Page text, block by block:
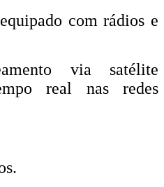
com rádios e
via satélite
real nas redes